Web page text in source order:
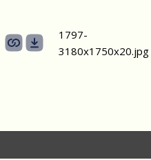
1797-
3180х1750x20.jpg